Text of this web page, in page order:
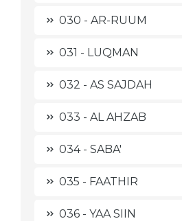
030 - AR-RUUM
031 - LUQMAN
032 - AS SAJDAH
033 - AL AHZAB
034 - SABA'
035 - FAATHIR
036 - YAA SIIN